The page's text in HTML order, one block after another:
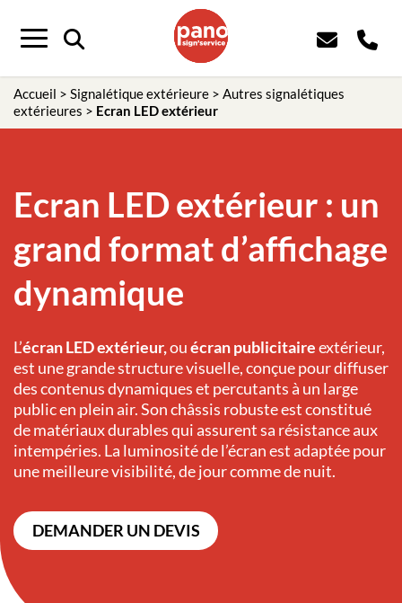
Menu
Accueil > Signalétique extérieure > Autres signalétiques
extérieures > Ecran LED extérieur
Ecran LED extérieur : un
grand format d’affichage
dynamique
L’écran LED extérieur,ouécran publicitaireextérieur,
est une grande structure visuelle, conçue pour diffuser
des contenus dynamiques et percutants à un large
public en plein air. Son châssis robuste est constitué
de matériaux durables qui assurent sa résistance aux
intempéries. La luminosité de l’écran est adaptée pour
une meilleure visibilité, de jour comme de nuit.
DEMANDER UN DEVIS
Panneau de gestion des cookies